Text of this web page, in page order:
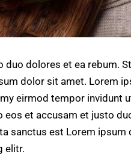
dolores et ea rebum.
dolor sit amet. Lorem
eirmod tempor invidunt
eos et accusam et justo
sanctus est Lorem
elitr.